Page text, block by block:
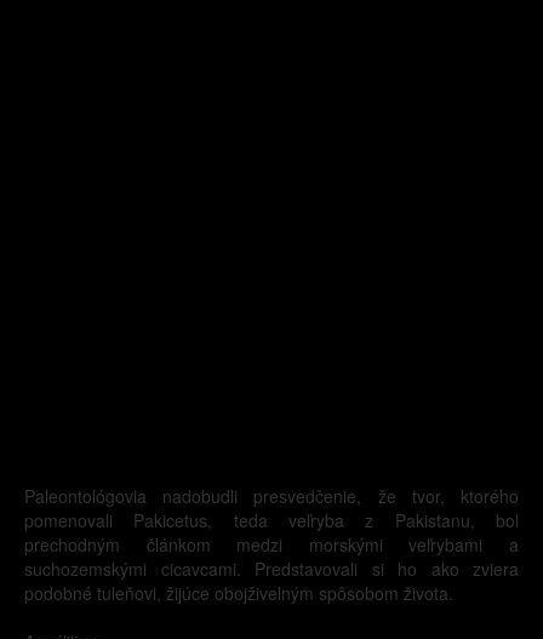
Paleontológovia nadobudli presvedčenie, že tvor, ktorého
pomenovali Pakicetus, teda veľryba z Pakistanu, bol
prechodným článkom medzi morskými veľrybami a
suchozemskými cicavcami. Predstavovali si ho ako zviera
podobné tuleňovi, žijúce obojživelným spôsobom života.